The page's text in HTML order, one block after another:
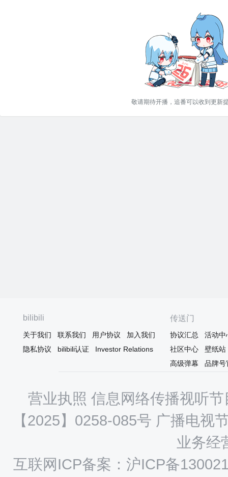
敬请期待开播，追番可以收到更新
bilibili
关于我们 联系我们 用户协议
加入我们
隐私协议
bilibili认证 Investor Relations
传送门
协议汇总
活动中
社区中心
壁纸站
高级弹幕
品牌号
营业执照 信息网络传播视听
【2025】0258-085号 广播电视
业务经
互联网ICP备案：沪ICP备